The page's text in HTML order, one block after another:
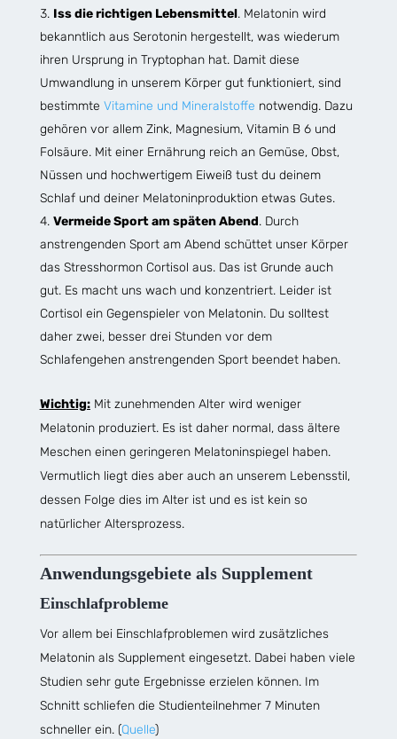
Iss die richtigen Lebensmittel. Melatonin wird
bekanntlich aus Serotonin hergestellt, was wiederum
ihren Ursprung in Tryptophan hat. Damit diese
Umwandlung in unserem Körper gut funktioniert, sind
bestimmte Vitamine und Mineralstoffe notwendig. Dazu
gehören vor allem Zink, Magnesium, Vitamin B 6 und
Folsäure. Mit einer Ernährung reich an Gemüse, Obst,
Nüssen und hochwertigem Eiweiß tust du deinem
Schlaf und deiner Melatoninproduktion etwas Gutes.
Vermeide Sport am späten Abend. Durch
anstrengenden Sport am Abend schüttet unser Körper
das Stresshormon Cortisol aus. Das ist Grunde auch
gut. Es macht uns wach und konzentriert. Leider ist
Cortisol ein Gegenspieler von Melatonin. Du solltest
daher zwei, besser drei Stunden vor dem
Schlafengehen anstrengenden Sport beendet haben.
Wichtig:Mit zunehmenden Alter wird weniger
Melatonin produziert. Es ist daher normal, dass ältere
Meschen einen geringeren Melatoninspiegel haben.
Vermutlich liegt dies aber auch an unserem Lebensstil,
dessen Folge dies im Alter ist und es ist kein so
natürlicher Altersprozess.
Anwendungsgebiete als Supplement
Einschlafprobleme
Vor allem bei Einschlafproblemen wird zusätzliches
Melatonin als Supplement eingesetzt. Dabei haben viele
Studien sehr gute Ergebnisse erzielen können. Im
Schnitt schliefen die Studienteilnehmer 7 Minuten
schneller ein. (Quelle)